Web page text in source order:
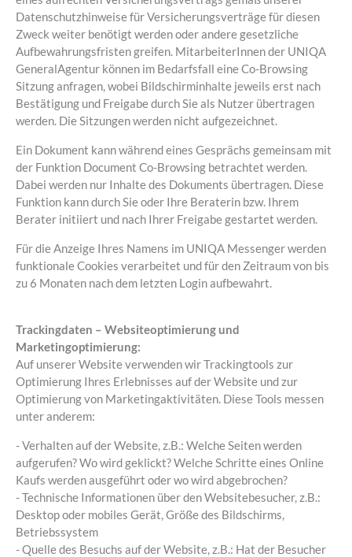
Datenschutzhinweise für Versicherungsverträge für diesen
Zweck weiter benötigt werden oder andere gesetzliche
Aufbewahrungsfristen greifen. MitarbeiterInnen der UNIQA
GeneralAgentur können im Bedarfsfall eine Co-Browsing
Sitzung anfragen, wobei Bildschirminhalte jeweils erst nach
Bestätigung und Freigabe durch Sie als Nutzer übertragen
werden. Die Sitzungen werden nicht aufgezeichnet.
Ein Dokument kann während eines Gesprächs gemeinsam mit
der Funktion Document Co-Browsing betrachtet werden.
Dabei werden nur Inhalte des Dokuments übertragen. Diese
Funktion kann durch Sie oder Ihre Beraterin bzw. Ihrem
Berater initiiert und nach Ihrer Freigabe gestartet werden.
Für die Anzeige Ihres Namens im UNIQA Messenger werden
funktionale Cookies verarbeitet und für den Zeitraum von bis
zu 6 Monaten nach dem letzten Login aufbewahrt.
Trackingdaten – Websiteoptimierung und
Marketingoptimierung:
Auf unserer Website verwenden wir Trackingtools zur
Optimierung Ihres Erlebnisses auf der Website und zur
Optimierung von Marketingaktivitäten. Diese Tools messen
unter anderem:
- Verhalten auf der Website, z.B.: Welche Seiten werden
aufgerufen? Wo wird geklickt? Welche Schritte eines Online
Kaufs werden ausgeführt oder wo wird abgebrochen?
- Technische Informationen über den Websitebesucher, z.B.:
Desktop oder mobiles Gerät, Größe des Bildschirms,
Betriebssystem
- Quelle des Besuchs auf der Website, z.B.: Hat der Besucher